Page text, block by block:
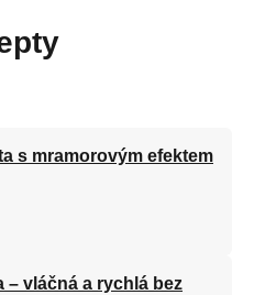
s mramorovým efektem
vláčná a rychlá bez